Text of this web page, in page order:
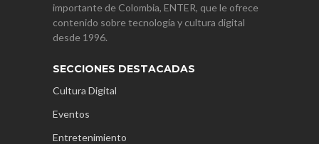
importante de Colombia, ENTER, que le ofrece
contenido sobre tecnología y cultura digital
desde 1996.
SECCIONES DESTACADAS
Cultura Digital
Eventos
Entretenimiento